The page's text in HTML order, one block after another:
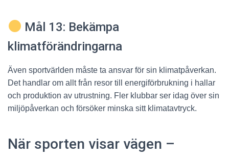
Mål 13: Bekämpa
klimatförändringarna
Även sportvärlden måste ta ansvar för sin klimatpåverkan.
Det handlar om allt från resor till energiförbrukning i hallar
och produktion av utrustning. Fler klubbar ser idag över sin
miljöpåverkan och försöker minska sitt klimatavtryck.
När sporten visar vägen –